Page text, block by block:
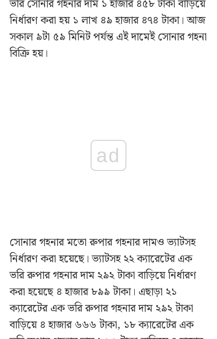
ভরি সোনার গহনার দাম ১ হাজার ৪৫৮ টাকা বাড়িয়ে
নির্ধারণ করা হয় ১ লাখ ৪৯ হাজার ৪৭৪ টাকা। আজ
সকাল ৯টা ৫৯ মিনিট পর্যন্ত এই দামেই সোনার গহনা
বিক্রি হয়।
ad
সোনার গহনার মতো রুপার গহনার দামও ভ্যাটসহ
নির্ধারণ করা হয়েছে। ভ্যাটসহ ২২ ক্যারেটের এক
ভরি রুপার গহনার দাম ২৯২ টাকা বাড়িয়ে নির্ধারণ
করা হয়েছে ৪ হাজার ৮৯৯ টাকা। এছাড়া ২১
ক্যারেটের এক ভরি রুপার গহনার দাম ২৯২ টাকা
বাড়িয়ে ৪ হাজার ৬৬৬ টাকা, ১৮ ক্যারেটের এক